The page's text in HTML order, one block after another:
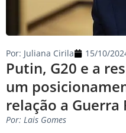
Putin, G20 e a
um
relação a Guerra
Por: Juliana Cirila 15/10/
Por: Lais Gomes